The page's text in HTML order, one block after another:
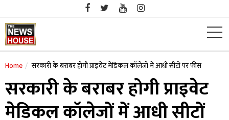
content
Home सरकारी के बराबर होगी प्राइवेट मेडिकल कॉलेजों में आधी सीटों पर फीस
सरकारी के बराबर होगी प्राइवेट
मेडिकल कॉलेजों में आधी सीटों